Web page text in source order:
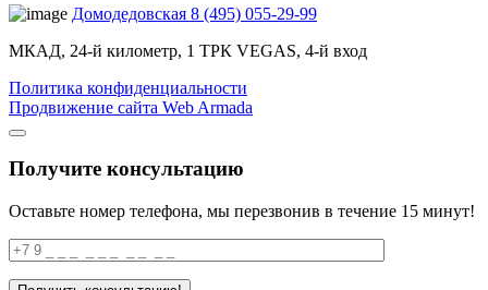
Домодедовская 8 (495) 055-29-99
МКАД, 24-й километр, 1 ТРК VEGAS, 4-й вход
Политика конфиденциальности
Продвижение сайта Web Armada
Получите консультацию
Оставьте номер телефона, мы перезвонив в течение 15 минут!